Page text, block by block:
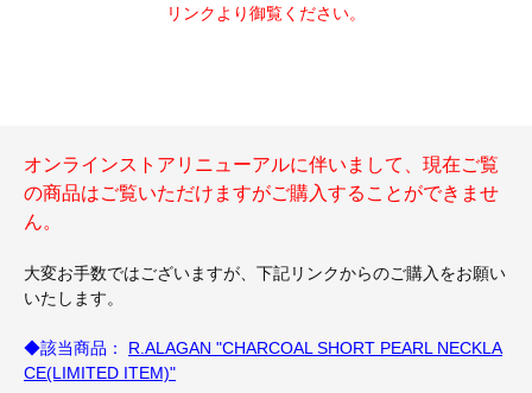
リンクより御覧ください。
オンラインストアリニューアルに伴いまして、現在ご覧
の商品はご覧いただけますがご購入することができませ
ん。
大変お手数ではございますが、下記リンクからのご購入をお願い
いたします。
◆該当商品： R.ALAGAN "CHARCOAL SHORT PEARL NECKLA
CE(LIMITED ITEM)"